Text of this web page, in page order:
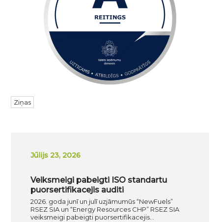
Ziņas
Jūlijs 23, 2026
Veiksmeigi pabeigti ISO standartu
puorsertifikacejis auditi
2026. goda junī un julī uzjāmumūs “NewFuels”
RSEZ SIA un “Energy Resources CHP” RSEZ SIA
veiksmeigi pabeigti puorsertifikacejis…